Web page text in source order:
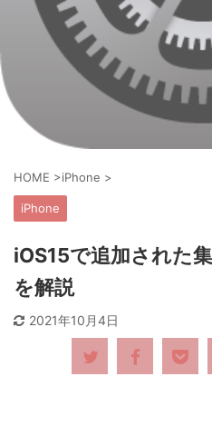
HOME >iPhone >
iPhone
iOS15で追加された
を解説
2021年10月4日